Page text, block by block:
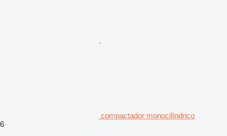
compactador monocilíndrico
6